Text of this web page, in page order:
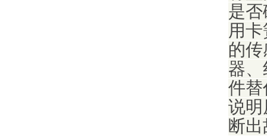
是
用
的
器
件替
说明
断